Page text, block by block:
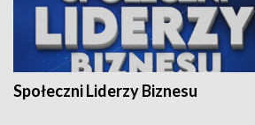
Społeczni Liderzy Biznesu